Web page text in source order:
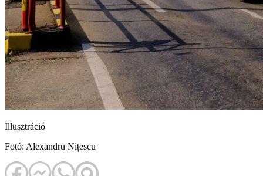
Illusztráció
Fotó: Alexandru Nițescu